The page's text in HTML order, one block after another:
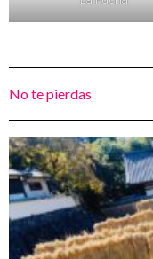
No te pierdas